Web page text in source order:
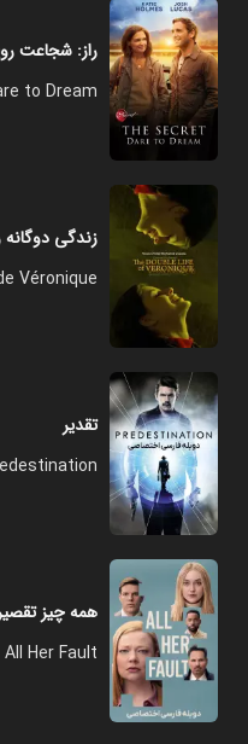
راز: شجاعت
to Dream
زندگی دوگانه
Véronique
تقدیر
همه چیز
All Her Fault